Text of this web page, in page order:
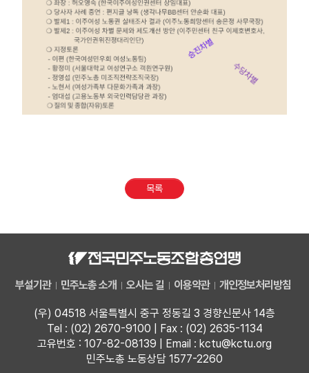
목록
부설기관 민주노총 소개 오시는 길 이용약관 개인정보처리방침
(우) 04518 서울특별시 중구 정동길 3 경향신문사 14층
Tel : (02) 2670-9100 | Fax : (02) 2635-1134
고유번호 : 107-82-08139 | Email : kctu@kctu.org
민주노총 노동상담 1577-2260